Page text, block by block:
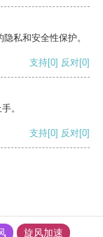
私和安全性保护。
支持[0] 反对[0]
。
支持[0] 反对[0]
旋风加速